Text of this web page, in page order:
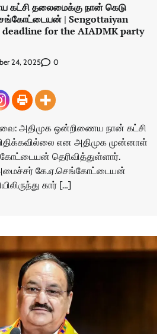
கட்சி தலைமைக்கு நான் கெடு
| Sengottaiyan
deadline for the AIADMK party
24, 2025 0
அதிமுக ஒன்றிணைய நான் கட்சி
என அதிமுக முன்னாள்
தெரிவித்துள்ளார்.
கே.ஏ.செங்கோட்டையன்
கார் […]